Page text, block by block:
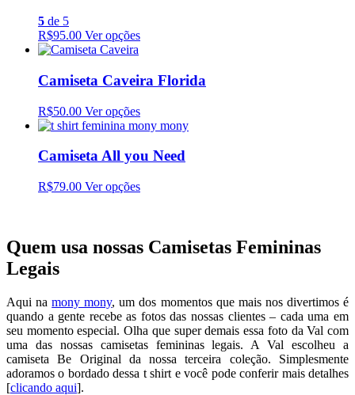
5 de 5
R$95.00 Ver opções
Camiseta Caveira Florida
R$50.00 Ver opções
Camiseta All you Need
R$79.00 Ver opções
Quem usa nossas Camisetas Femininas
Legais
Aqui namony mony, um dos momentos que mais nos divertimos é
quando a gente recebe as fotos das nossas clientes – cada uma em
seu momento especial. Olha que super demais essa foto da Val com
uma das nossas camisetas femininas legais. A Val escolheu a
camiseta Be Original da nossa terceira coleção. Simplesmente
adoramos o bordado dessa t shirt e você pode conferir mais detalhes
[clicando aqui].